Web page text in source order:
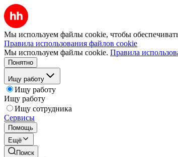
Мы используем файлы cookie, чтобы
Правила использования файлов cookie
Мы используем файлы cookie. Правила
Понятно
Ищу работу
Ищу работу
Ищу работу
Ищу сотрудника
Сервисы
Помощь
Ещё
Поиск